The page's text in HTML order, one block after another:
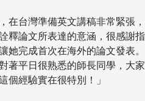
在台灣準備英文講稿非常緊張，
釋論文所表達的意涵，很感謝指
完成首次在海外的論文發表。
著平日很熟悉的師長同學，大家
個經驗實在很特別！」